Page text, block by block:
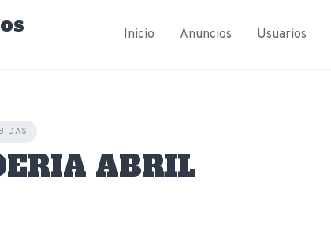
Inicio Anuncios Usuarios
ABRIL